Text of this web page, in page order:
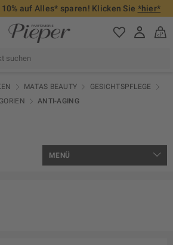
auf Alles* sparen! Klicken Sie *hier*
MATAS BEAUTY
GESICHTSPFLEGE
ANTI-AGING
MENÜ